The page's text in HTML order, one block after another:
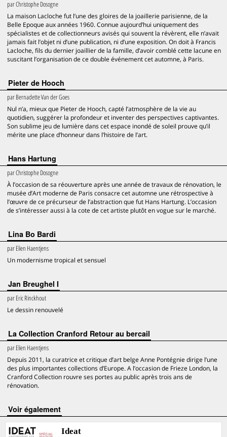
parChristophe Dosogne
La maison Lacloche fut l’une des gloires de la joaillerie parisienne, de la
Belle Epoque aux années 1960. Connue aujourd’hui uniquement des
spécialistes et de collectionneurs avisés qui souvent la révèrent, elle n’avait
jamais fait l’objet ni d’une publication, ni d’une exposition. On doit à Francis
Lacloche, fils du dernier joaillier de la famille, d’avoir comblé cette lacune en
suscitant l’organisation de ce double événement cet automne, à Paris.
Pieter de Hooch
parBernadette Van der Goes
Nul n’a, mieux que Pieter de Hooch, capté l’atmosphère de la vie au
quotidien, suggérer la profondeur et inventer des perspectives captivantes.
Son sublime jeu de lumière dans cet espace inondé de soleil prouve qu’il
mérite une place d’honneur dans l’histoire de l’art.
Hans Hartung
parChristophe Dosogne
À l’occasion de sa réouverture après une année de travaux de rénovation, le
musée d’Art moderne de Paris consacre cet automne une rétrospective à
l’œuvre de ce précurseur de l’abstraction que fut Hans Hartung. L’occasion
de s’intéresser aussi à la cote de cet artiste plutôt en vogue sur le marché.
Lina Bo Bardi
parElien Haentjens
Un modernisme tropical et sensuel
Jan Breughel I
parEric Rinckhout
Le dessin renouvelé
La Collection Cranford Retour au bercail
parElien Haentjens
Depuis 2011, la curatrice et critique d’art belge Anne Pontégnie dirige l’une
des plus importantes collections d’Europe. A l’occasion de Frieze London, la
Cranford Collection rouvre ses portes au public après trois ans de
rénovation.
voir également
Ideat